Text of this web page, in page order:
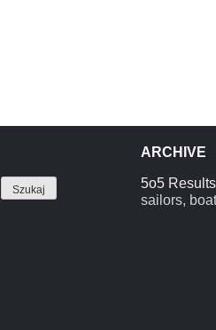
ARCHIVE
5o5
sailors,